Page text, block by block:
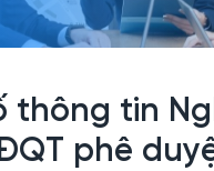
thông tin
phê